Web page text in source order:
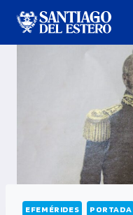
EFEMÉRIDES PORTADA